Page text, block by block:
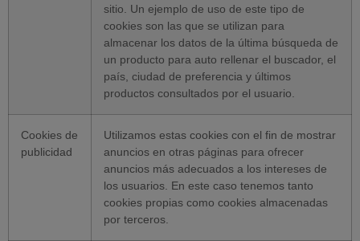
sitio. Un ejemplo de uso de este tipo de
cookies son las que se utilizan para
almacenar los datos de la última búsqueda de
un producto para auto rellenar el buscador, el
país, ciudad de preferencia y últimos
productos consultados por el usuario.
Cookies de
publicidad
Utilizamos estas cookies con el fin de mostrar
anuncios en otras páginas para ofrecer
anuncios más adecuados a los intereses de
los usuarios. En este caso tenemos tanto
cookies propias como cookies almacenadas
por terceros.